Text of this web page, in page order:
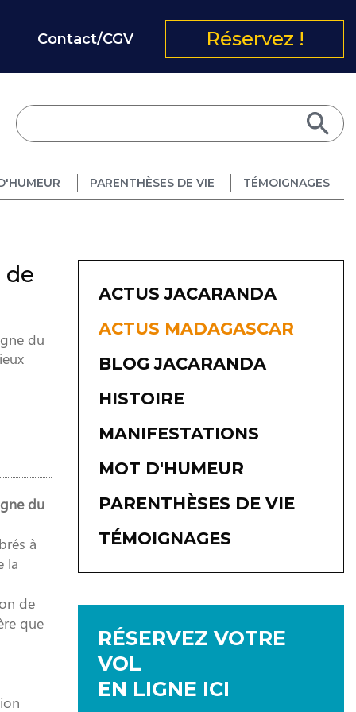
Contact/CGV Réservez !
PARENTHÈSES DE VIE TÉMOIGNAGES
de
du
du
à
la
de
que
ACTUS JACARANDA
ACTUS MADAGASCAR
BLOG JACARANDA
HISTOIRE
MANIFESTATIONS
MOT D'HUMEUR
PARENTHÈSES DE VIE
TÉMOIGNAGES
RÉSERVEZ VOTRE
VOL
EN LIGNE ICI